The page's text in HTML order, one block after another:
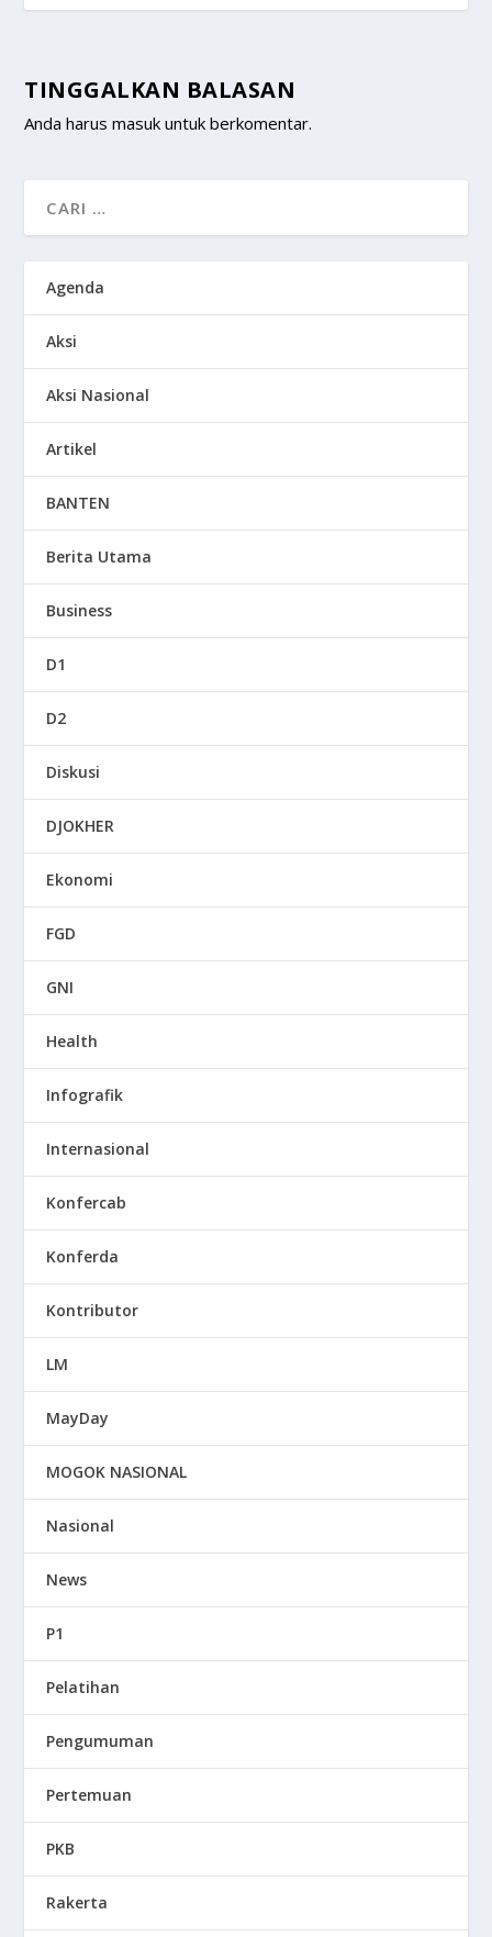
TINGGALKAN BALASAN
Anda harusmasuk untuk berkomentar.
Agenda
Aksi
Aksi Nasional
Artikel
BANTEN
Berita Utama
Business
D1
D2
Diskusi
DJOKHER
Ekonomi
FGD
GNI
Health
Infografik
Internasional
Konfercab
Konferda
Kontributor
LM
MayDay
MOGOK NASIONAL
Nasional
News
P1
Pelatihan
Pengumuman
Pertemuan
PKB
Rakerta